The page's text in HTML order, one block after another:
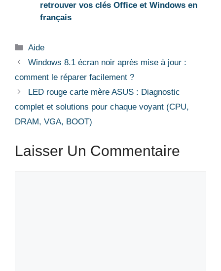
retrouver vos clés Office et Windows en
français
Catégories
Aide
Windows 8.1 écran noir après mise à jour :
comment le réparer facilement ?
LED rouge carte mère ASUS : Diagnostic
complet et solutions pour chaque voyant (CPU,
DRAM, VGA, BOOT)
Laisser Un Commentaire